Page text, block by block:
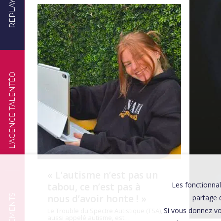
L'AGENCE TALENTÉO
REPLAYS
TÉMOIGNAGES
Les
partage
Si vous donnez